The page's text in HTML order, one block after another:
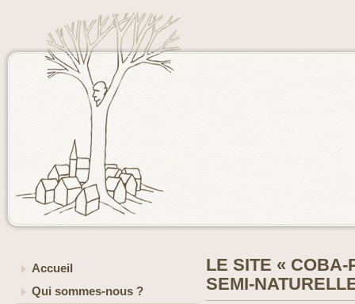
Accueil
Qui sommes-nous ?
LE SITE « COBA-
SEMI-